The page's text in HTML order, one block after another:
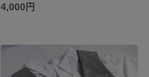
4,000円